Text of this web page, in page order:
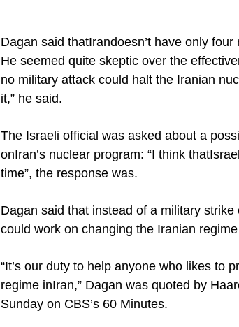
Dagan said thatIrandoesn’t have only
He seemed quite skeptic over the
no military attack could halt the Iranian
it,” he said.
The Israeli official was asked about a
onIran’s nuclear program: “I think thatIsrael
time”, the response was.
Dagan said that instead of a military strike
could work on changing the Iranian
“It’s our duty to help anyone who likes to
regime inIran,” Dagan was quoted by
Sunday on CBS’s 60 Minutes.